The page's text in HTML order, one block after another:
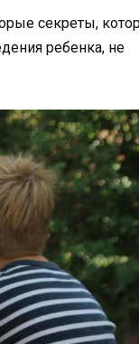
секреты,
ребенка, не